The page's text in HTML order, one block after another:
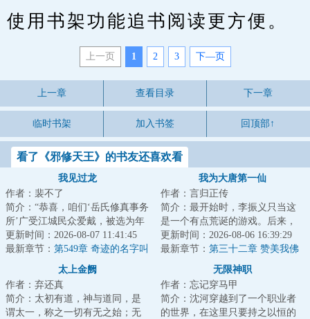
使用书架功能追书阅读更方便。
上一页 1 2 3 下—页
上一章 查看目录 下一章
临时书架 加入书签 回顶部↑
看了《邪修天王》的书友还喜欢看
我见过龙
作者：裴不了
简介：“恭喜，咱们‘岳氏修真事务
所’广受江城民众爱戴，被选为年
度最佳修真机构。岳大师能不能
给大家分...
更新时间：2026-08-07 11:41:45
最新章节： 第549章 奇迹的名字叫
岳闻【求月票！】
我为大唐第一仙
作者：言归正传
简介：最开始时，李振义只当这
是一个有点荒诞的游戏。后来，
是一个真实的大唐，一群热闹的
修士，是无尽的...
更新时间：2026-08-06 16:39:29
最新章节： 第三十二章 赞美我佛
太上金阙
作者：弃还真
简介：太初有道，神与道同，是
谓太一，称之一切有无之始；无
无限神职
作者：忘记穿马甲
简介：沈河穿越到了一个职业者
的世界，在这里只要持之以恒的